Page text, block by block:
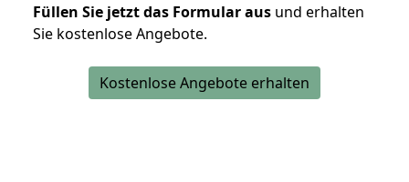
Füllen Sie jetzt das Formular aus und erhalten
Sie kostenlose Angebote.
Kostenlose Angebote erhalten